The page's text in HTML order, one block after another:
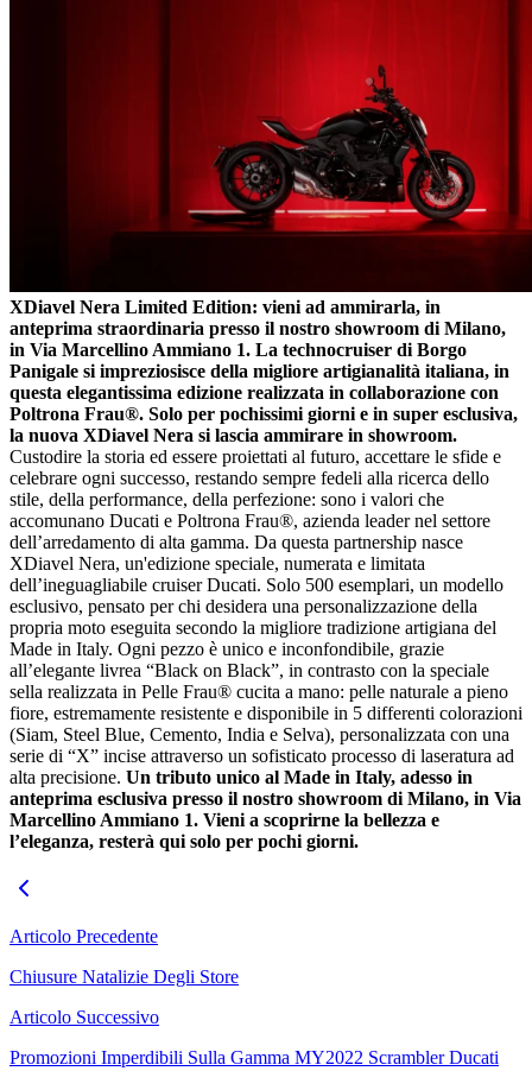
XDiavel Nera Limited Edition: vieni ad ammirarla, in
anteprima straordinaria presso il nostro showroom di Milano,
in Via Marcellino Ammiano 1. La technocruiser di Borgo
Panigale si impreziosisce della migliore artigianalità italiana, in
questa elegantissima edizione realizzata in collaborazione con
Poltrona Frau®. Solo per pochissimi giorni e in super esclusiva,
la nuova XDiavel Nera si lascia ammirare in showroom.
Custodire la storia ed essere proiettati al futuro, accettare le sfide e
celebrare ogni successo, restando sempre fedeli alla ricerca dello
stile, della performance, della perfezione: sono i valori che
accomunano Ducati e Poltrona Frau®, azienda leader nel settore
dell’arredamento di alta gamma. Da questa partnership nasce
XDiavel Nera, un'edizione speciale, numerata e limitata
dell’ineguagliabile cruiser Ducati. Solo 500 esemplari, un modello
esclusivo, pensato per chi desidera una personalizzazione della
propria moto eseguita secondo la migliore tradizione artigiana del
Made in Italy. Ogni pezzo è unico e inconfondibile, grazie
all’elegante livrea “Black on Black”, in contrasto con la speciale
sella realizzata in Pelle Frau® cucita a mano: pelle naturale a pieno
fiore, estremamente resistente e disponibile in 5 differenti colorazioni
(Siam, Steel Blue, Cemento, India e Selva), personalizzata con una
serie di “X” incise attraverso un sofisticato processo di laseratura ad
alta precisione. Un tributo unico al Made in Italy, adesso in
anteprima esclusiva presso il nostro showroom di Milano, in Via
Marcellino Ammiano 1. Vieni a scoprirne la bellezza e
l’eleganza, resterà qui solo per pochi giorni.
Articolo Precedente
Chiusure Natalizie Degli Store
Articolo Successivo
Promozioni Imperdibili Sulla Gamma MY2022 Scrambler Ducati